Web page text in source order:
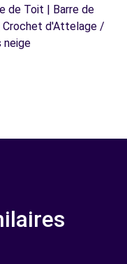
de Toit | Barre de
Crochet d'Attelage /
neige